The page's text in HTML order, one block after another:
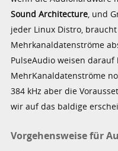
Sound Architecture , und
jeder Linux Distro,
Mehrkanaldatenströme
PulseAudio weisen darauf
MehrKanaldatenströme
384 kHz aber die
wir auf das baldige
Vorgehensweise für